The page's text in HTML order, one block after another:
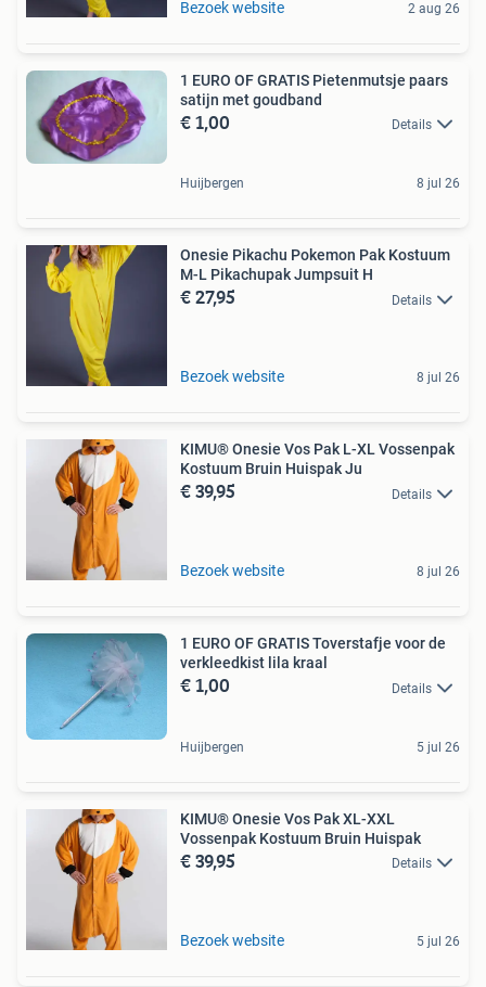
Bezoek website 2 aug 26
1 EURO OF GRATIS Pietenmutsje paars
satijn met goudband
€ 1,00 Details
Huijbergen 8 jul 26
Onesie Pikachu Pokemon Pak Kostuum
M-L Pikachupak Jumpsuit H
€ 27,95 Details
Bezoek website 8 jul 26
KIMU® Onesie Vos Pak L-XL Vossenpak
Kostuum Bruin Huispak Ju
€ 39,95 Details
Bezoek website 8 jul 26
1 EURO OF GRATIS Toverstafje voor de
verkleedkist lila kraal
€ 1,00 Details
Huijbergen 5 jul 26
KIMU® Onesie Vos Pak XL-XXL
Vossenpak Kostuum Bruin Huispak
€ 39,95 Details
Bezoek website 5 jul 26